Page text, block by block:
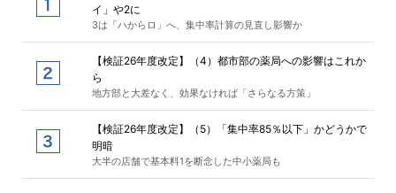
イ」や2に
3は「ハからロ」へ、集中率計算の見直し影響か
【検証26年度改定】（4）都市部の薬局への影響はこれか
ら
地方部と大差なく、効果なければ「さらなる方策」
【検証26年度改定】（5）「集中率85％以下」かどうかで
明暗
大半の店舗で基本料1を断念した中小薬局も